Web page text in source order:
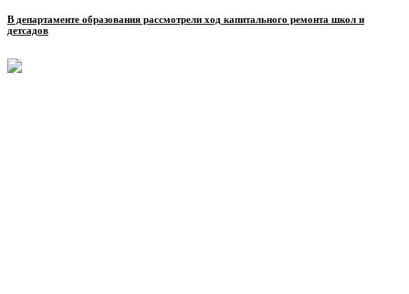
В департаменте образования рассмотрели ход капитального ремонта школ и
детсадов